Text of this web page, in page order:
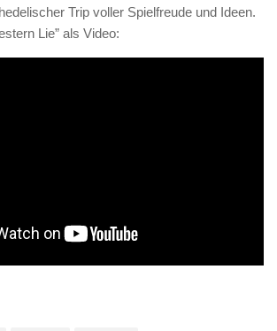
Trip voller Spielfreude und Ideen.
Lie” als Video: